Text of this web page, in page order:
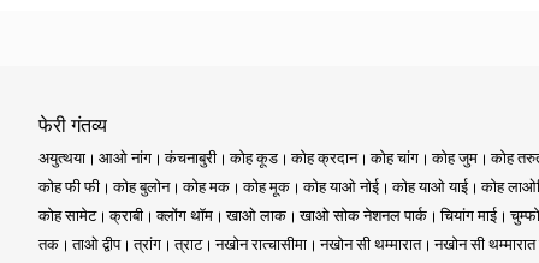
अपने आप को एक विस्मयकारी अनुभव के
एकांत समुद्र तटों की मुलायम सफेद रेत
आकर्षण आपको चकित कर देगा।
फेरी गंतव्य
अयुत्थया आओ नांग कंचनाबुरी कोह कूड कोह क्रदान कोह चांग कोह जुम कोह
कोह फी फी
कोह बुलोन कोह मक कोह मूक कोह याओ नोई कोह याओ याई कोह
कोह सामेट
क्राबी क्लोंग थॉम खाओ लाक खाओ सोक नेशनल पार्क चियांग माई
तक
ताओ द्वीप त्रांग त्राट नखोन रात्चासीमा नखोन सी थम्मारात नखोन सी